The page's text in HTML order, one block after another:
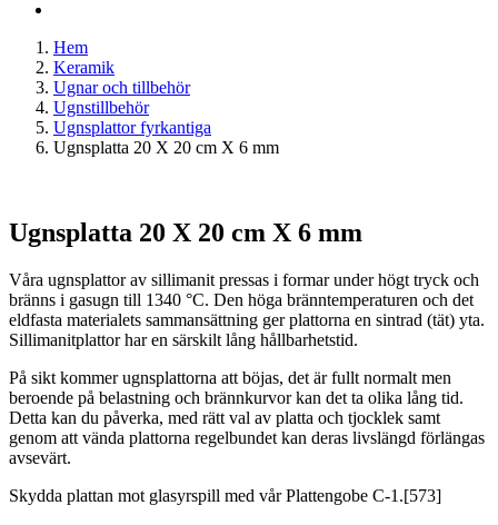
Hem
Keramik
Ugnar och tillbehör
Ugnstillbehör
Ugnsplattor fyrkantiga
Ugnsplatta 20 X 20 cm X 6 mm
Ugnsplatta 20 X 20 cm X 6 mm
Våra ugnsplattor av sillimanit pressas i formar under högt tryck och
bränns i gasugn till 1340 °C. Den höga bränntemperaturen och det
eldfasta materialets sammansättning ger plattorna en sintrad (tät) yta.
Sillimanitplattor har en särskilt lång hållbarhetstid.
På sikt kommer ugnsplattorna att böjas, det är fullt normalt men
beroende på belastning och brännkurvor kan det ta olika lång tid.
Detta kan du påverka, med rätt val av platta och tjocklek samt
genom att vända plattorna regelbundet kan deras livslängd förlängas
avsevärt.
Skydda plattan mot glasyrspill med vår Plattengobe C-1.[573]